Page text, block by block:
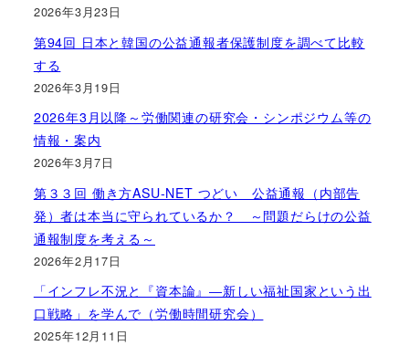
2026年3月23日
第94回 日本と韓国の公益通報者保護制度を調べて比較
する
2026年3月19日
2026年3月以降～労働関連の研究会・シンポジウム等の
情報・案内
2026年3月7日
第３３回 働き方ASU-NET つどい 公益通報（内部告
発）者は本当に守られているか？ ～問題だらけの公益
通報制度を考える～
2026年2月17日
「インフレ不況と『資本論』―新しい福祉国家という出
口戦略」を学んで（労働時間研究会）
2025年12月11日